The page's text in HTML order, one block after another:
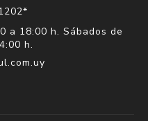
a 18:00 h. Sábados de
h.